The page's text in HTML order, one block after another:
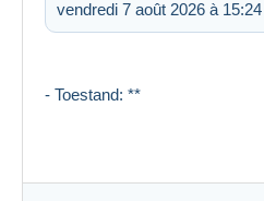
vendredi 7 août 2026 à 15:24
- Toestand: **